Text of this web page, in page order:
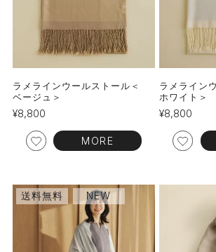
ラメラインウールストール＜
ベージュ＞
¥8,800
MORE
ラメライン
ホワイト＞
¥8,800
送料無料 NEW